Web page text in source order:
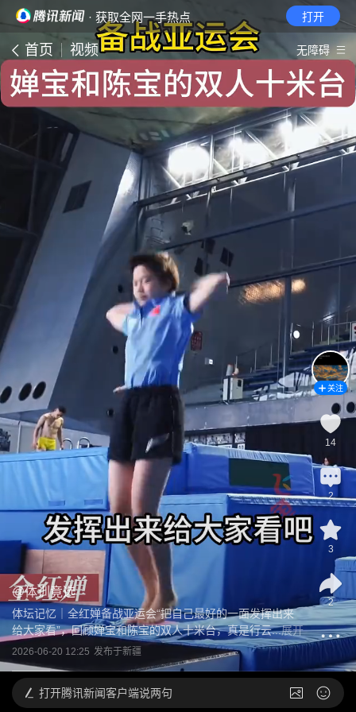
· 获取全网一手热点 打开
首页 视频 无障碍
@体训竟选
体坛记忆｜全红婵备战亚运会“把自己最好的一面发挥出来
给大家看”，回顾婵宝和陈宝的双人十米台，真是行云...展开
2026-06-20 12:25 发布于新疆
关注
14
2
3
2
打开腾讯新闻客户端说两句